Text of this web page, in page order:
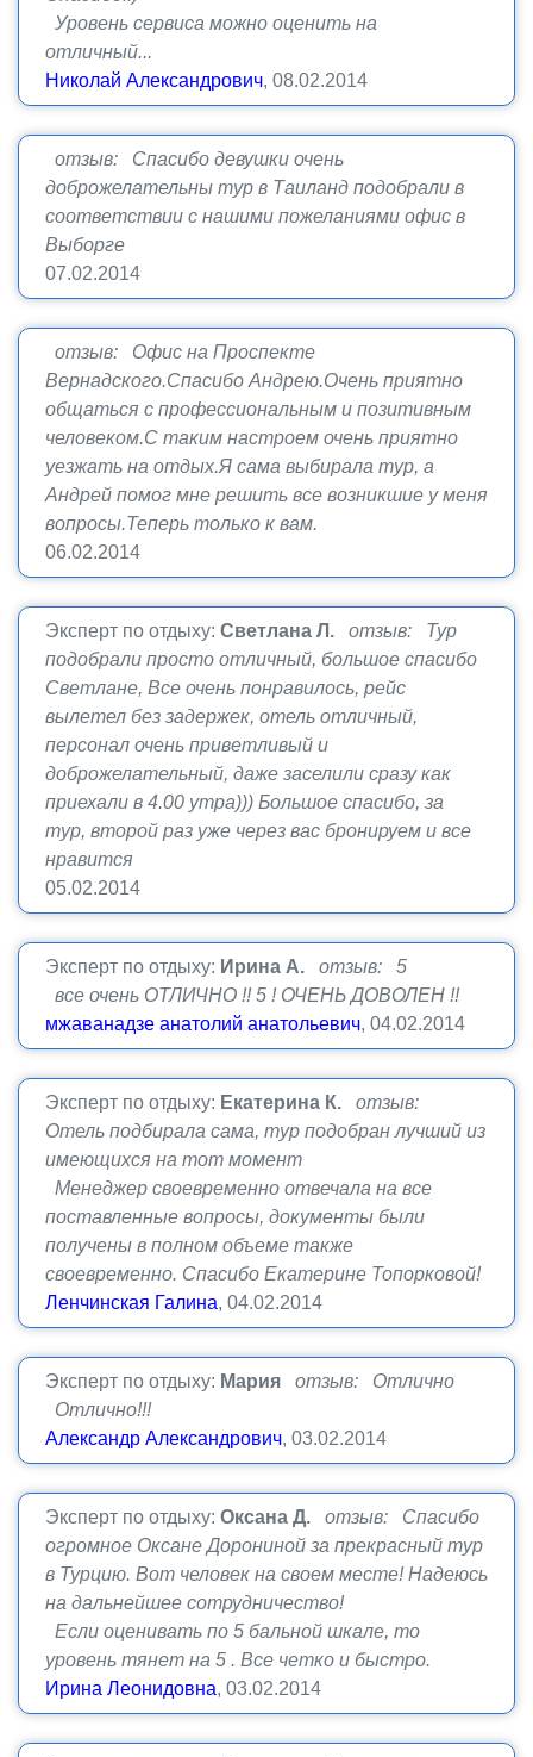
Уровень сервиса можно оценить на
отличный...
Николай Александрович, 08.02.2014
отзыв: Спасибо девушки очень
доброжелательны тур в Таиланд подобрали в
соответствии с нашими пожеланиями офис в
Выборге
07.02.2014
отзыв: Офис на Проспекте
Вернадского.Спасибо Андрею.Очень приятно
общаться с профессиональным и позитивным
человеком.С таким настроем очень приятно
уезжать на отдых.Я сама выбирала тур, а
Андрей помог мне решить все возникшие у меня
вопросы.Теперь только к вам.
06.02.2014
Эксперт по отдыху: Светлана Л.
отзыв: Тур
подобрали просто отличный, большое спасибо
Светлане, Все очень понравилось, рейс
вылетел без задержек, отель отличный,
персонал очень приветливый и
доброжелательный, даже заселили сразу как
приехали в 4.00 утра))) Большое спасибо, за
тур, второй раз уже через вас бронируем и все
нравится
05.02.2014
Эксперт по отдыху: Ирина А.
отзыв: 5
все очень ОТЛИЧНО !! 5 ! ОЧЕНЬ ДОВОЛЕН !!
мжаванадзе анатолий анатольевич, 04.02.2014
Эксперт по отдыху: Екатерина К.
отзыв:
Отель подбирала сама, тур подобран лучший из
имеющихся на тот момент
Менеджер своевременно отвечала на все
поставленные вопросы, документы были
получены в полном объеме также
своевременно. Спасибо Екатерине Топорковой!
Ленчинская Галина, 04.02.2014
Эксперт по отдыху: Мария
отзыв: Отлично
Отлично!!!
Александр Александрович, 03.02.2014
Эксперт по отдыху: Оксана Д.
отзыв: Спасибо
огромное Оксане Дорониной за прекрасный тур
в Турцию. Вот человек на своем месте! Надеюсь
на дальнейшее сотрудничество!
Если оценивать по 5 бальной шкале, то
уровень тянет на 5 . Все четко и быстро.
Ирина Леонидовна, 03.02.2014